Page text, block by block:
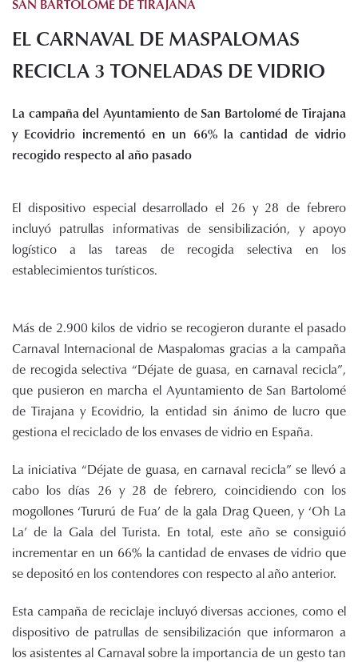
Servicios
Noticias
Enlaces de interés
Documentos
Sede electrónica
Contacto
SAN BARTOLOMÉ DE TIRAJANA
EL CARNAVAL DE MASPALOMAS
RECICLA 3 TONELADAS DE VIDRIO
La campaña del Ayuntamiento de San Bartolomé de Tirajana
y Ecovidrio incrementó en un 66% la cantidad de vidrio
recogido respecto al año pasado
El dispositivo especial desarrollado el 26 y 28 de febrero
incluyó patrullas informativas de sensibilización, y apoyo
logístico a las tareas de recogida selectiva en los
establecimientos turísticos.
Más de 2.900 kilos de vidrio se recogieron durante el pasado
Carnaval Internacional de Maspalomas gracias a la campaña
de recogida selectiva “Déjate de guasa, en carnaval recicla”,
que pusieron en marcha el Ayuntamiento de San Bartolomé
de Tirajana y Ecovidrio, la entidad sin ánimo de lucro que
gestiona el reciclado de los envases de vidrio en España.
La iniciativa “Déjate de guasa, en carnaval recicla” se llevó a
cabo los días 26 y 28 de febrero, coincidiendo con los
mogollones ‘Tururú de Fua’ de la gala Drag Queen, y ‘Oh La
La’ de la Gala del Turista. En total, este año se consiguió
incrementar en un 66% la cantidad de envases de vidrio que
se depositó en los contendores con respecto al año anterior.
Esta campaña de reciclaje incluyó diversas acciones, como el
dispositivo de patrullas de sensibilización que informaron a
los asistentes al Carnaval sobre la importancia de un gesto tan